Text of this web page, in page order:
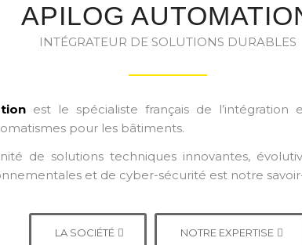
APILOG
INTÉGRATEUR DE SOLUTIONS DURABLES
est le spécialiste français de l’intégration
pour les bâtiments.
de solutions techniques innovantes,
et de cyber-sécurité est notre
LA SOCIÉTÉ NOTRE EXPERTISE